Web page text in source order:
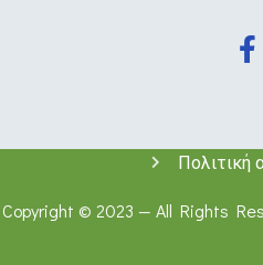
Πολιτική
Copyright © 2023 — All Rights